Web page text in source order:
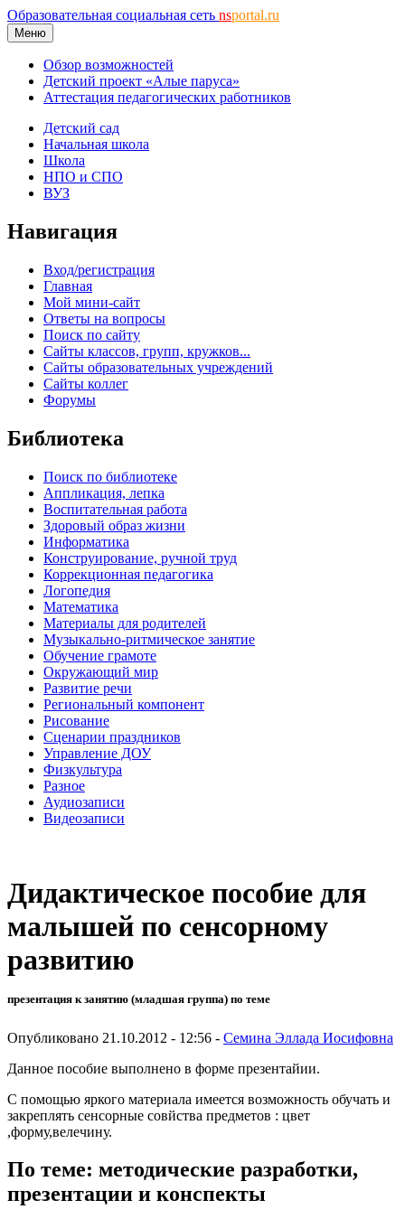
Образовательная социальная сеть nsportal.ru
Меню
Обзор возможностей
Детский проект «Алые паруса»
Аттестация педагогических работников
Детский сад
Начальная школа
Школа
НПО и СПО
ВУЗ
Навигация
Вход/регистрация
Главная
Мой мини-сайт
Ответы на вопросы
Поиск по сайту
Сайты классов, групп, кружков...
Сайты образовательных учреждений
Сайты коллег
Форумы
Библиотека
Поиск по библиотеке
Аппликация, лепка
Воспитательная работа
Здоровый образ жизни
Информатика
Конструирование, ручной труд
Коррекционная педагогика
Логопедия
Математика
Материалы для родителей
Музыкально-ритмическое занятие
Обучение грамоте
Окружающий мир
Развитие речи
Региональный компонент
Рисование
Сценарии праздников
Управление ДОУ
Физкультура
Разное
Аудиозаписи
Видеозаписи
Дидактическое пособие для
малышей по сенсорному
развитию
презентация к занятию (младшая группа) по теме
Опубликовано 21.10.2012 - 12:56 - Семина Эллада Иосифовна
Данное пособие выполнено в форме презентайии.
С помощью яркого материала имеется возможность обучать и
закреплять сенсорные совйства предметов : цвет
,форму,велечину.
По теме: методические разработки,
презентации и конспекты